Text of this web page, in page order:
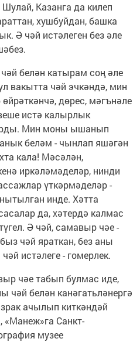
Казанга да килеп
хушбуйдан, башка
Ә чәй истәлеген без әле
белән катырам соң әле
вакытта чәй эчкәндә, мин
дөрес, мәгънәле
истә калырлык
Мин моны ышанып
беләм - чынлап яшәгән
кала! Мәсәлән,
иркәләмәделәр, нинди
үткәрмәделәр -
инде. Хәтта
да, хәтердә калмас
Ә чәй, самавыр чәе -
чәй яраткан, без аны
истәлеге - гомерлек.
чәе табып булмас иде,
чәй белән канәгатьләнергә
ачылып киткәндәй
Санкт-
музее